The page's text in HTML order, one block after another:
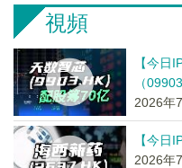
視頻
【今日
（
2026年
【今日
2026年